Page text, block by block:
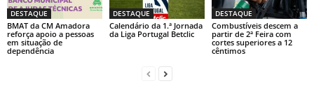
DESTAQUE
BMAT da CM Amadora
reforça apoio a pessoas
em situação de
dependência
DESTAQUE
Calendário da 1.ª Jornada
da Liga Portugal Betclic
DESTAQUE
Combustíveis descem a
partir de 2ª Feira com
cortes superiores a 12
cêntimos